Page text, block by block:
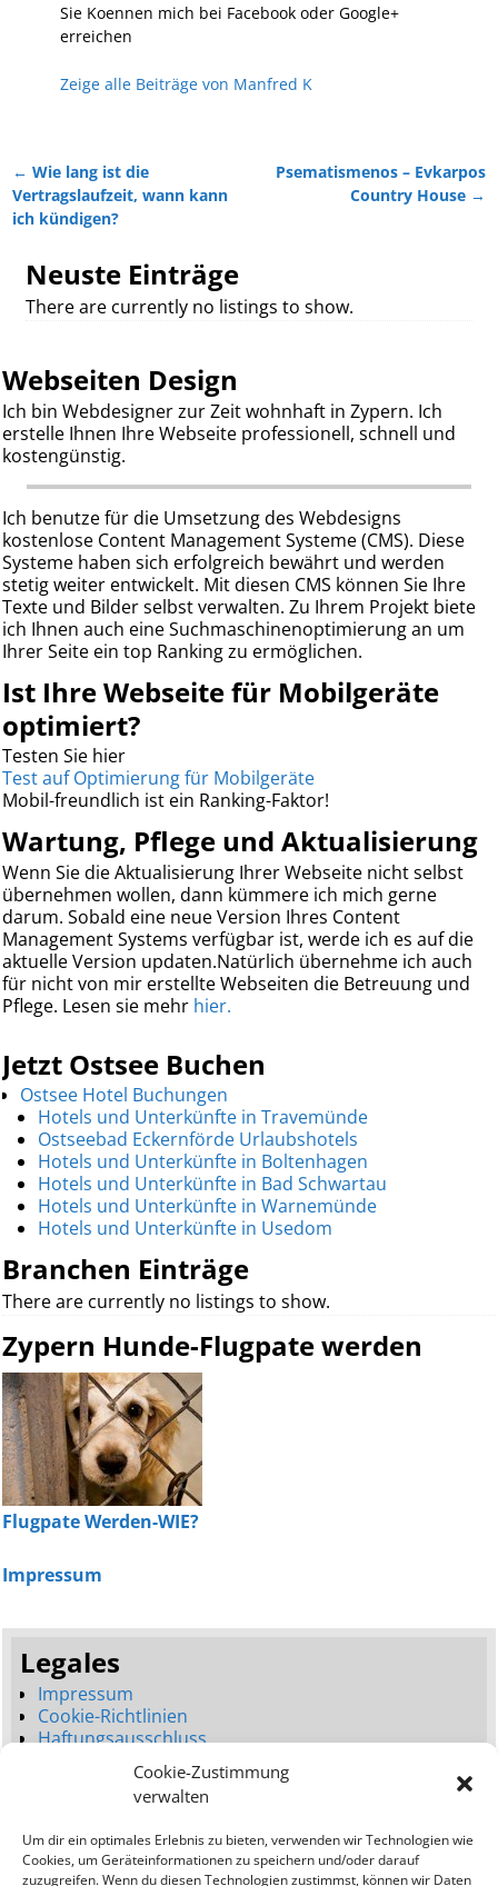
Cookie-Zustimmung
verwalten
Um dir ein optimales Erlebnis zu bieten, verwenden wir Technologien wie
Cookies, um Geräteinformationen zu speichern und/oder darauf
zuzugreifen. Wenn du diesen Technologien zustimmst, können wir Daten
Sie Koennen mich bei Facebook oder Google+
erreichen
Zeige alle Beiträge von Manfred K
Artikelnavigation
← Wie lang ist die
Vertragslaufzeit, wann kann
ich kündigen?
Psematismenos – Evkarpos
Country House →
Neuste Einträge
There are currently no listings to show.
Webseiten Design
Ich bin Webdesigner zur Zeit wohnhaft in Zypern. Ich
erstelle Ihnen Ihre Webseite professionell, schnell und
kostengünstig.
Ich benutze für die Umsetzung des Webdesigns
kostenlose Content Management Systeme (CMS). Diese
Systeme haben sich erfolgreich bewährt und werden
stetig weiter entwickelt. Mit diesen CMS können Sie Ihre
Texte und Bilder selbst verwalten. Zu Ihrem Projekt biete
ich Ihnen auch eine Suchmaschinenoptimierung an um
Ihrer Seite ein top Ranking zu ermöglichen.
Ist Ihre Webseite für Mobilgeräte
optimiert?
Testen Sie hier
Test auf Optimierung für Mobilgeräte
Mobil-freundlich ist ein Ranking-Faktor!
Wartung, Pflege und Aktualisierung
Wenn Sie die Aktualisierung Ihrer Webseite nicht selbst
übernehmen wollen, dann kümmere ich mich gerne
darum. Sobald eine neue Version Ihres Content
Management Systems verfügbar ist, werde ich es auf die
aktuelle Version updaten.Natürlich übernehme ich auch
für nicht von mir erstellte Webseiten die Betreuung und
Pflege. Lesen sie mehr hier.
Jetzt Ostsee Buchen
Ostsee Hotel Buchungen
Hotels und Unterkünfte in Travemünde
Ostseebad Eckernförde Urlaubshotels
Hotels und Unterkünfte in Boltenhagen
Hotels und Unterkünfte in Bad Schwartau
Hotels und Unterkünfte in Warnemünde
Hotels und Unterkünfte in Usedom
Branchen Einträge
There are currently no listings to show.
Zypern Hunde-Flugpate werden
Flugpate Werden-WIE?
Impressum
Legales
Impressum
Cookie-Richtlinien
Haftungsausschluss
Datenschutzerklärung
Seitenbaum
Neues Webdesign (Launch)
Webdesign Umgestaltung (Relaunch)